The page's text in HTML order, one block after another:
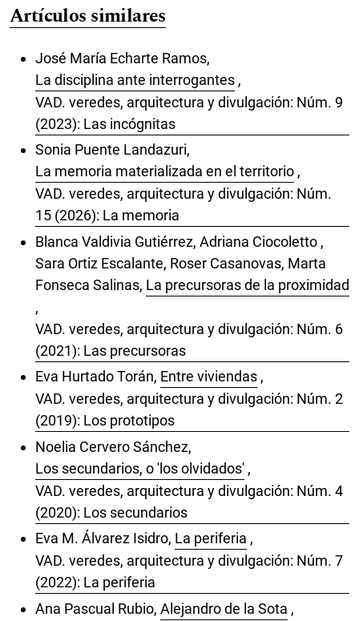
Artículos similares
José María Echarte Ramos,
La disciplina ante interrogantes ,
VAD. veredes, arquitectura y divulgación: Núm. 9
(2023): Las incógnitas
Sonia Puente Landazuri,
La memoria materializada en el territorio ,
VAD. veredes, arquitectura y divulgación: Núm.
15 (2026): La memoria
Blanca Valdivia Gutiérrez, Adriana Ciocoletto ,
Sara Ortiz Escalante, Roser Casanovas, Marta
Fonseca Salinas, La precursoras de la proximidad
,
VAD. veredes, arquitectura y divulgación: Núm. 6
(2021): Las precursoras
Eva Hurtado Torán, Entre viviendas ,
VAD. veredes, arquitectura y divulgación: Núm. 2
(2019): Los prototipos
Noelia Cervero Sánchez,
Los secundarios, o 'los olvidados' ,
VAD. veredes, arquitectura y divulgación: Núm. 4
(2020): Los secundarios
Eva M. Álvarez Isidro, La periferia ,
VAD. veredes, arquitectura y divulgación: Núm. 7
(2022): La periferia
Ana Pascual Rubio, Alejandro de la Sota ,